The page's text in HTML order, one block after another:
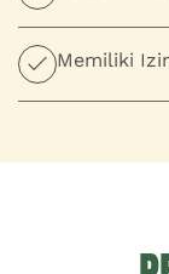
Memiliki